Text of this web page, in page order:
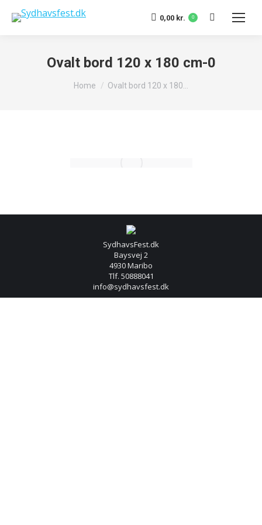
0,00 kr. 0 Search:
Ovalt bord 120 x 180 cm-0
You are here:
Home Ovalt bord 120 x 180…
SydhavsFest.dk
Baysvej 2
4930 Maribo
Tlf. 50888041
info@sydhavsfest.dk